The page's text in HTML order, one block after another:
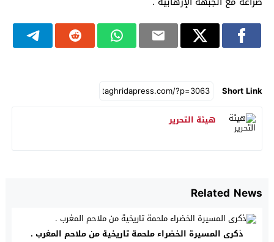
Short Link
هيئة التحرير
Related News
ذكرى المسيرة الخضراء ملحمة تاريخية من ملاحم المغرب .